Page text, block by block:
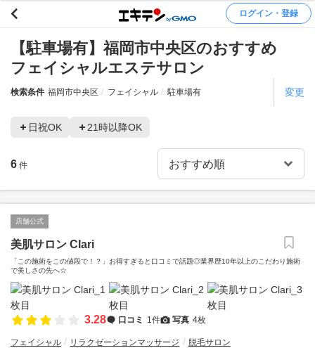
ログイン・登録
【駐車場有】福岡市中央区のおすすめ
フェイシャルエステサロン
検索条件 福岡市中央区 フェイシャル 駐車場有 変更
日祝OK 21時以降OK
6 件
店舗公式
美肌サロン Clari
「この施術をこの値段で！？」お得すぎると口コミで話題◎業界歴10年以上のこだわり施術
で美しさの先へ☆
3.28 口コミ 1件 写真 4枚
フェイシャル リラクゼーションマッサージ 脱毛サロン